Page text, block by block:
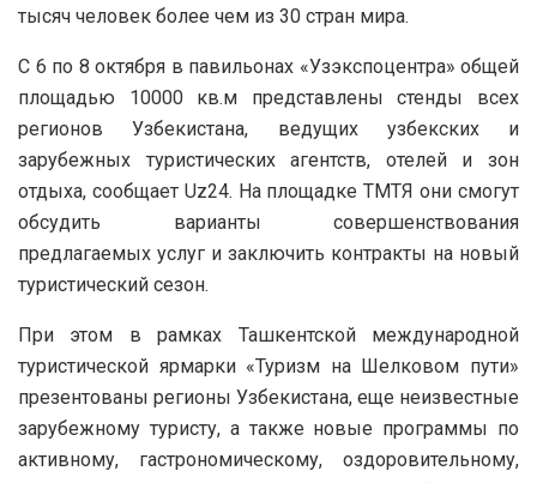
тысяч человек более чем из 30 стран мира.
С 6 по 8 октября в павильонах «Узэкспоцентра» общей
площадью 10000 кв.м представлены стенды всех
регионов Узбекистана, ведущих узбекских и
зарубежных туристических агентств, отелей и зон
отдыха, сообщает Uz24. На площадке ТМТЯ они смогут
обсудить варианты совершенствования
предлагаемых услуг и заключить контракты на новый
туристический сезон.
При этом в рамках Ташкентской международной
туристической ярмарки «Туризм на Шелковом пути»
презентованы регионы Узбекистана, еще неизвестные
зарубежному туристу, а также новые программы по
активному, гастрономическому, оздоровительному,